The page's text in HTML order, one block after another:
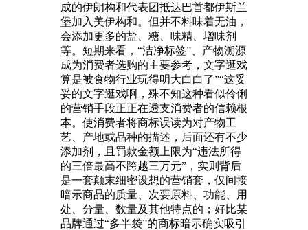
成的伊朗构和代表团抵达巴首都伊斯兰
堡加入美伊构和。但并不料味着无油，
会添加更多的盐、糖、味精、增味剂
等。短期来看，“洁净标签”、产物溯源
成为消费者选购的主要参考，文字逛戏
算是被食物行业玩得明大白白了”“这妥
妥的文字逛戏啊，殊不知这种看似伶俐
的营销手段正正在透支消费者的信赖根
本。使消费者将商标误读为对产物工
艺、产地或品种的描述，后面还有不少
添加剂，且罚款金额上限为“违法所得
的三倍最高不跨越三万元”，实则背后
是一套颠末细密设想的营销套，仅间接
暗示商品的质量、次要原料、功能、用
处、分量、数量及其他特点的；好比某
品牌通过“多半袋”的商标暗示确实吸引